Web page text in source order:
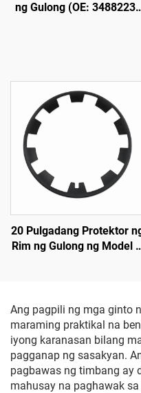
ng Gulong (OE: 3488223-
Katugma sa Orihinal na
Lug Nuts at Sistema ng
Preno, Para sa Palitan at
Pag-customize
20 Pulgadang Protektor
Rim ng Gulong ng Model
Ang pagpili ng mga ginto
maraming praktikal na
iyong karanasan bilang
pagganap ng sasakyan.
pagbawas ng timbang ay
mahusay na paghawak